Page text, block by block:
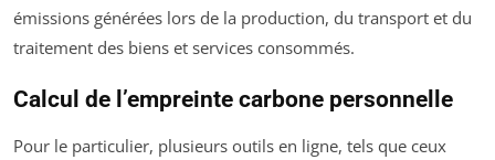
émissions générées lors de la production, du transport et du
traitement des biens et services consommés.
Calcul de l’empreinte carbone personnelle
Pour le particulier, plusieurs outils en ligne, tels que ceux